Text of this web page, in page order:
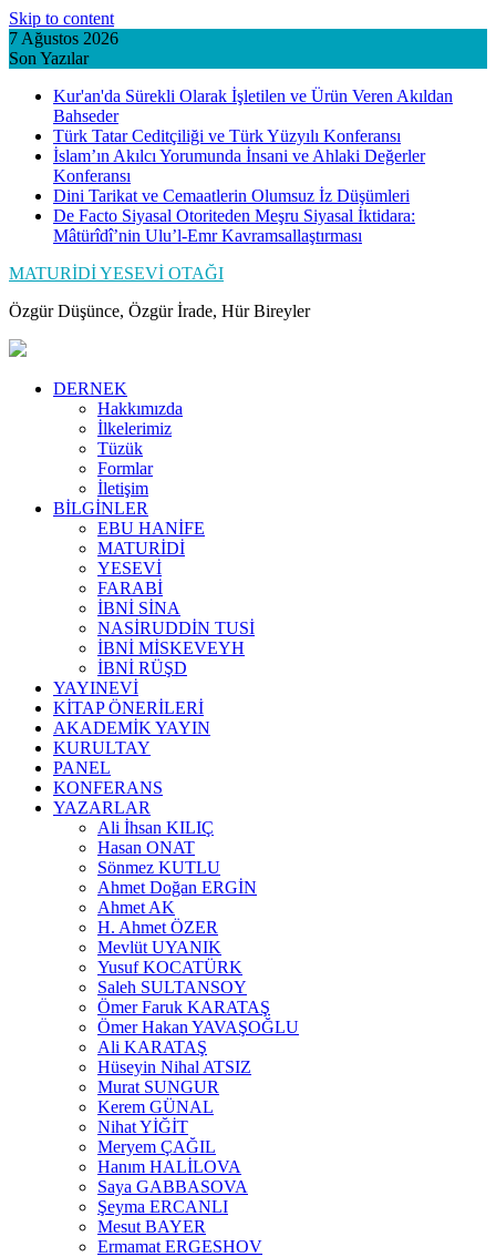
Skip to content
7 Ağustos 2026
Son Yazılar
Kur'an'da Sürekli Olarak İşletilen ve Ürün Veren Akıldan
Bahseder
Türk Tatar Ceditçiliği ve Türk Yüzyılı Konferansı
İslam’ın Akılcı Yorumunda İnsani ve Ahlaki Değerler
Konferansı
Dini Tarikat ve Cemaatlerin Olumsuz İz Düşümleri
De Facto Siyasal Otoriteden Meşru Siyasal İktidara:
Mâtürîdî’nin Ulu’l-Emr Kavramsallaştırması
MATURİDİ YESEVİ OTAĞI
Özgür Düşünce, Özgür İrade, Hür Bireyler
DERNEK
Hakkımızda
İlkelerimiz
Tüzük
Formlar
İletişim
BİLGİNLER
EBU HANİFE
MATURİDİ
YESEVİ
FARABİ
İBNİ SİNA
NASİRUDDİN TUSİ
İBNİ MİSKEVEYH
İBNİ RÜŞD
YAYINEVİ
KİTAP ÖNERİLERİ
AKADEMİK YAYIN
KURULTAY
PANEL
KONFERANS
YAZARLAR
Ali İhsan KILIÇ
Hasan ONAT
Sönmez KUTLU
Ahmet Doğan ERGİN
Ahmet AK
H. Ahmet ÖZER
Mevlüt UYANIK
Yusuf KOCATÜRK
Saleh SULTANSOY
Ömer Faruk KARATAŞ
Ömer Hakan YAVAŞOĞLU
Ali KARATAŞ
Hüseyin Nihal ATSIZ
Murat SUNGUR
Kerem GÜNAL
Nihat YİĞİT
Meryem ÇAĞIL
Hanım HALİLOVA
Saya GABBASOVA
Şeyma ERCANLI
Mesut BAYER
Ermamat ERGESHOV